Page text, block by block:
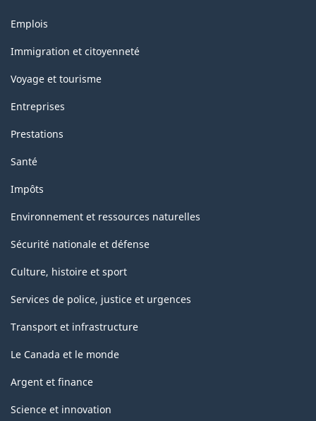
Thèmes
sujets
Emplois
Immigration et citoyenneté
Voyage et tourisme
Entreprises
Prestations
Santé
Impôts
Environnement et ressources naturelles
Sécurité nationale et défense
Culture, histoire et sport
Services de police, justice et urgences
Transport et infrastructure
Le Canada et le monde
Argent et finance
Science et innovation